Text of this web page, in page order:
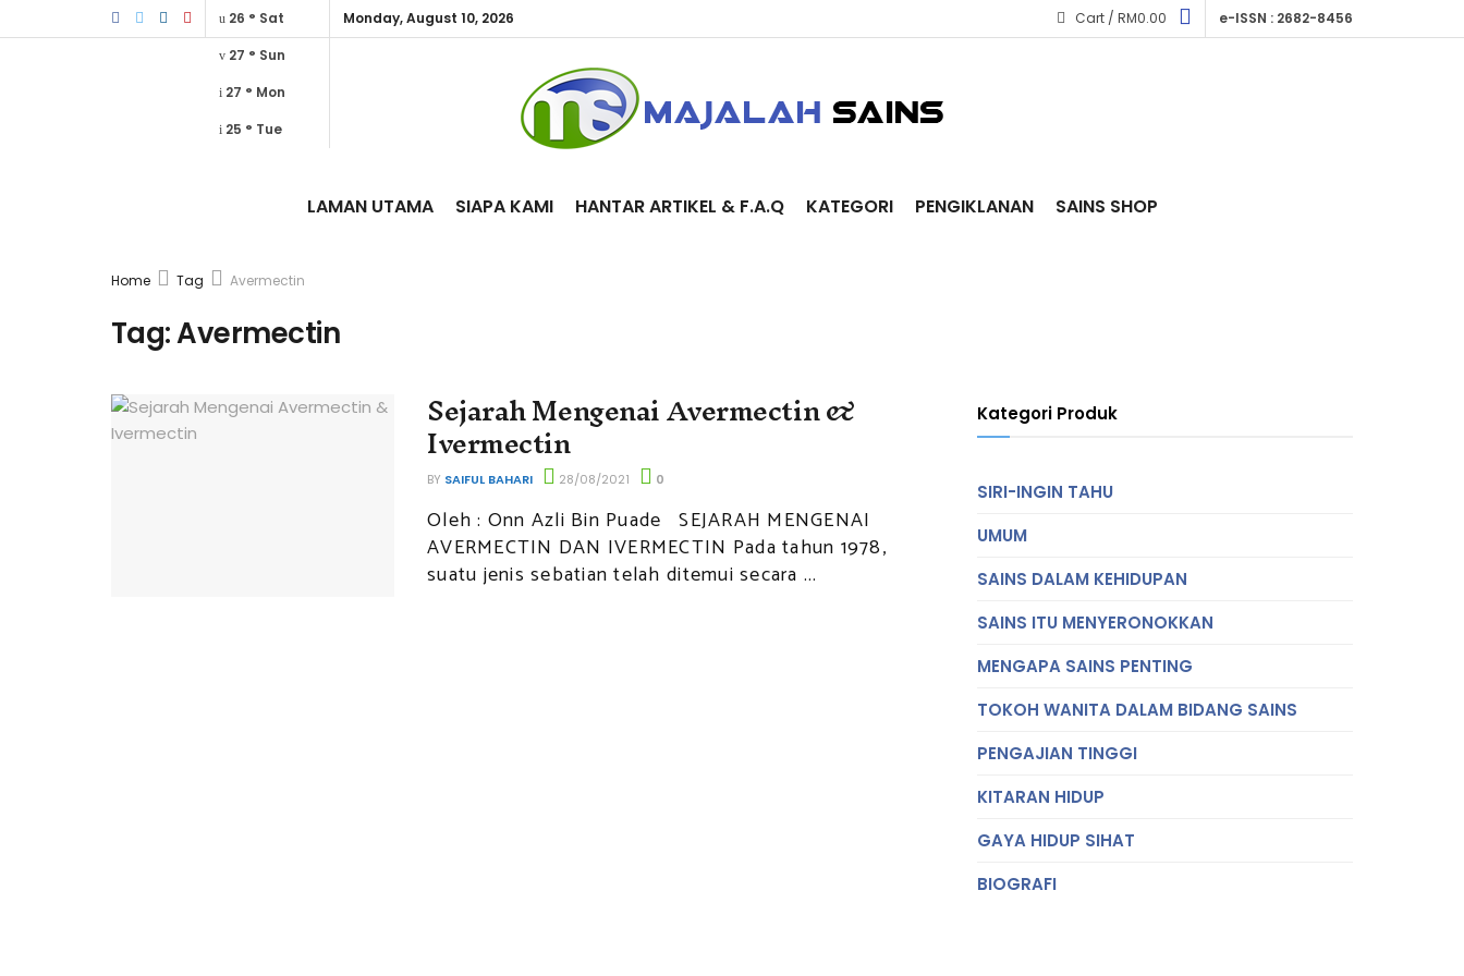
26 ° Sat
27 ° Sun
27 ° Mon
25 ° Tue
Monday, August 10, 2026 Cart / RM0.00 e-ISSN : 2682-8456
LAMAN UTAMA SIAPA KAMI HANTAR ARTIKEL & F.A.Q KATEGORI PENGIKLANAN SAINS SHOP
Home Tag Avermectin
Tag:Avermectin
Sejarah Mengenai Avermectin &
Ivermectin
BY SAIFUL BAHARI 28/08/2021 0
Oleh : Onn Azli Bin Puade SEJARAH MENGENAI
AVERMECTIN DAN IVERMECTIN Pada tahun 1978,
suatu jenis sebatian telah ditemui secara ...
Kategori Produk
SIRI-INGIN TAHU
UMUM
SAINS DALAM KEHIDUPAN
SAINS ITU MENYERONOKKAN
MENGAPA SAINS PENTING
TOKOH WANITA DALAM BIDANG SAINS
PENGAJIAN TINGGI
KITARAN HIDUP
GAYA HIDUP SIHAT
BIOGRAFI